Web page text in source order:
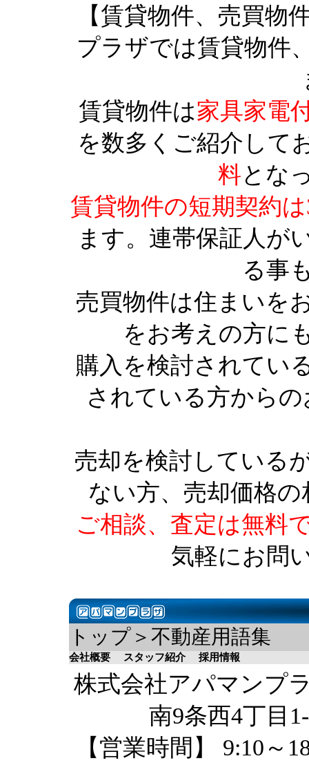
【賃貸物件、売買物
プラザでは賃貸物件
賃貸物件は家具家電
を数多くご紹介して
料とな
賃貸物件の短期契約
ます。連帯保証人が
る事
売買物件は住まいを
をお考えの方に
購入を検討されてい
されている方から
売却を検討している
ない方、売却価格
ご相談、査定は無料
気軽にお問
トップ＞不動産用語集
会社概要 スタッフ紹介 採用情報
株式会社アパマンプ
南9条西4丁目
【営業時間】 9:10～